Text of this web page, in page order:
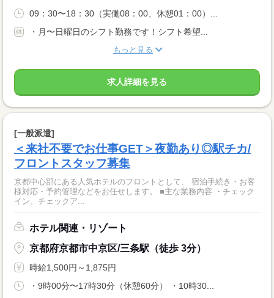
09：30〜18：30（実働08：00、休憩01：00）...
・月〜日曜日のシフト勤務です！シフト希望...
もっと見る
求人詳細を見る
[一般派遣]
＜来社不要でお仕事GET＞夜勤あり◎駅チカ/
フロントスタッフ募集
京都中心部にある人気ホテルのフロントとして、 宿泊手続き・お客
様対応・予約管理などをお任せします。 ■主な業務内容 ・チェック
イン、チェックア...
ホテル関連・リゾート
京都府京都市中京区/三条駅（徒歩 3分）
時給1,500円～1,875円
・9時00分〜17時30分（休憩60分） ・10時30...